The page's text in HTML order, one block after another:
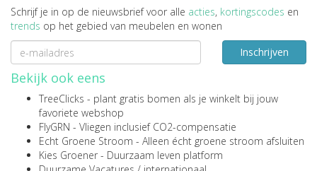
Schrijf je in op de nieuwsbrief voor alle acties, kortingscodes en
trends op het gebied van meubelen en wonen
Inschrijven
Bekijk ook eens
TreeClicks - plant gratis bomen als je winkelt bij jouw
favoriete webshop
FlyGRN - Vliegen inclusief CO2-compensatie
Echt Groene Stroom - Alleen écht groene stroom afsluiten
Kies Groener - Duurzaam leven platform